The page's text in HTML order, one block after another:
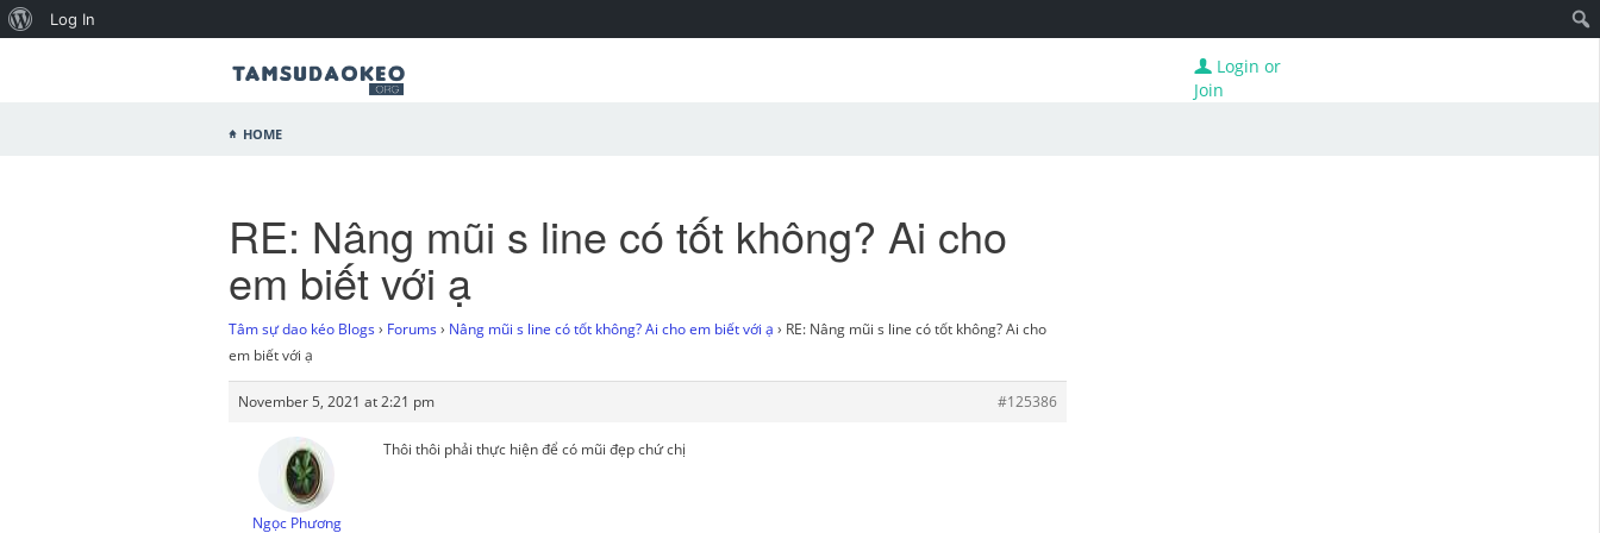
Login or
Join
Home
RE: Nâng mũi s line có tốt không? Ai cho
em biết với ạ
Tâm sự dao kéo Blogs › Forums › Nâng mũi s line có tốt không? Ai cho em biết với ạ › RE: Nâng mũi s line có tốt không? Ai cho
em biết với ạ
November 5, 2021 at 2:21 pm #125386
Ngọc Phương
Thôi thôi phải thực hiện để có mũi đẹp chứ chị
Log In